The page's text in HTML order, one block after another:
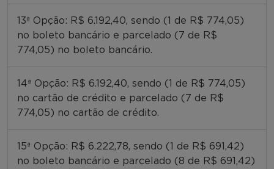
13ª Opção: R$ 6.192,40, sendo (1 de R$ 774,05)
no boleto bancário e parcelado (7 de R$
774,05) no boleto bancário.
14ª Opção: R$ 6.192,40, sendo (1 de R$ 774,05)
no cartão de crédito e parcelado (7 de R$
774,05) no cartão de crédito.
15ª Opção: R$ 6.222,78, sendo (1 de R$ 691,42)
no boleto bancário e parcelado (8 de R$ 691,42)